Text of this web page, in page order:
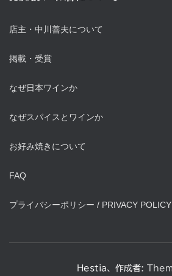
店主・中川善夫について
掲載・受賞
なぜ日本ワインか
なぜスパイスとワインか
お好み焼きについて
FAQ
プライバシーポリシー / PRIVACY POLICY
Hestia、作成者: